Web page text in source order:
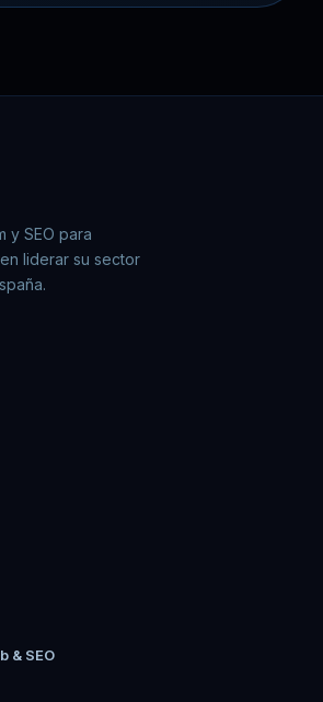
y SEO para
liderar su sector
& SEO